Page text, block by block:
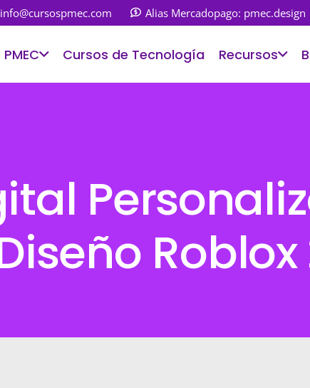
info@cursospmec.com Alias Mercadopago: pmec.design
Cursos de Tecnología Recursos
Roblox